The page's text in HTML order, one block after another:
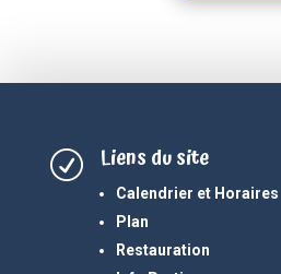
R Liens du site
Calendrier et Horaires
Plan
Restauration